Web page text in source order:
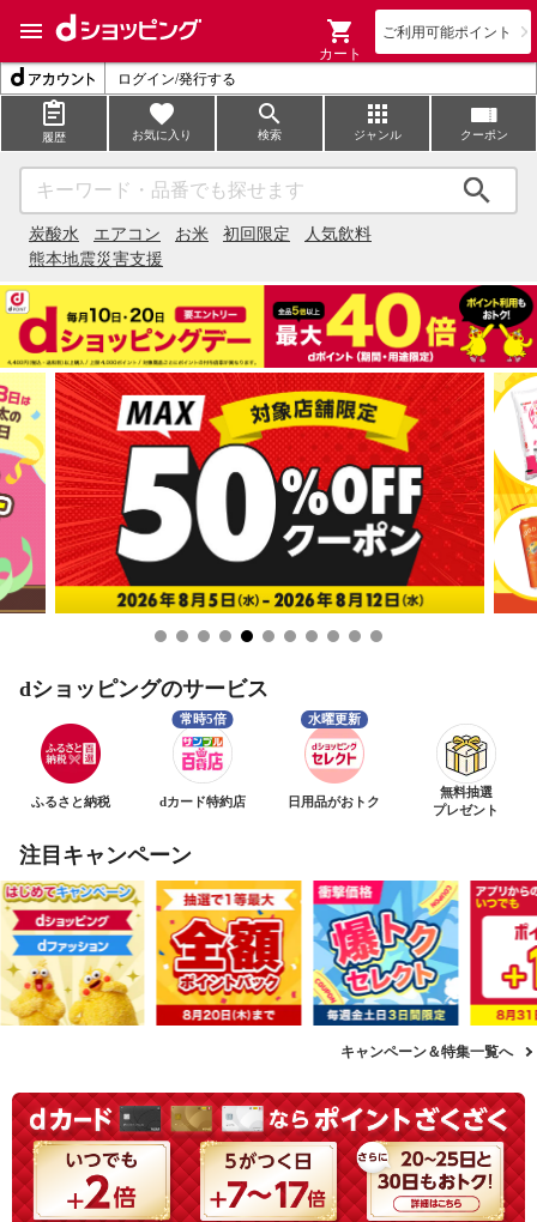
ご利用可能ポイント
カート
ログイン/発行する
履歴 お気に入り 検索 ジャンル クーポン
炭酸水 エアコン お米 初回限定
人気飲料
熊本地震災害支援
dショッピングのサービス
ふるさと納税 dカード特約店 日用品がおトク
無料抽選
プレゼント
注目キャンペーン
キャンペーン＆特集一覧へ